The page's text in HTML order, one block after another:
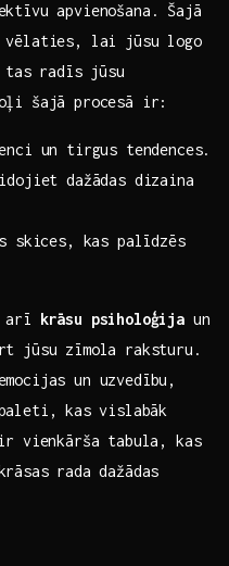
apvienošana. Šajā
vēlaties, lai‍ jūsu logo
tas⁢ radīs jūsu
šajā procesā​ ir:
un tirgus ​tendences.
dažādas dizaina‌
skices, kas palīdzēs
arī krāsu psiholoģija un
jūsu zīmola raksturu.
un uzvedību,
⁤kas vislabāk
vienkārša tabula,‍ kas
rada⁣ dažādas